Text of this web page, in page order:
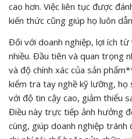
cao hơn. Việc liên tục được
kiến thức cũng giúp họ luôn
Đối với doanh nghiệp, lợi ích từ
nhiều. Đầu tiên và quan trọng
và độ chính xác của sản
kiểm tra tay nghề kỹ lưỡng, họ
với độ tin cậy cao, giảm thiểu
Điều này trực tiếp ảnh hưởng
cùng, giúp doanh nghiệp tránh